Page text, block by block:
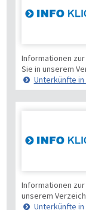
Informationen
Sie in unserem
Unterkünfte in
Informationen
unserem
Unterkünfte in